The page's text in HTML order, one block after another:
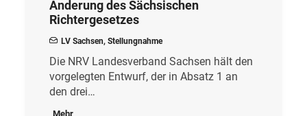
Änderung des Sächsischen
Richtergesetzes
LV Sachsen, Stellungnahme
Die NRV Landesverband Sachsen hält den
vorgelegten Entwurf, der in Absatz 1 an
den drei…
Mehr